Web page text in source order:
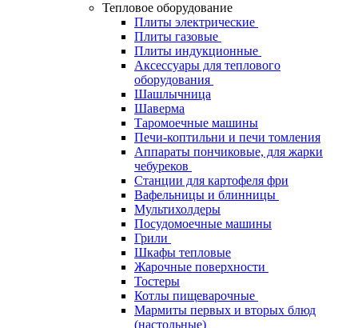
Тепловое оборудование
Плиты электрические
Плиты газовые
Плиты индукционные
Аксессуары для теплового
оборудования
Шашлычница
Шаверма
Таромоечные машины
Печи-коптильни и печи томления
Аппараты пончиковые, для жарки
чебуреков
Станции для картофеля фри
Вафельницы и блинницы
Мультихолдеры
Посудомоечные машины
Грили
Шкафы тепловые
Жарочные поверхности
Тостеры
Котлы пищеварочные
Мармиты первых и вторых блюд
(настольные)